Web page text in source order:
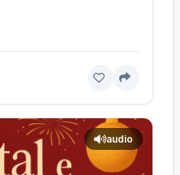
audio